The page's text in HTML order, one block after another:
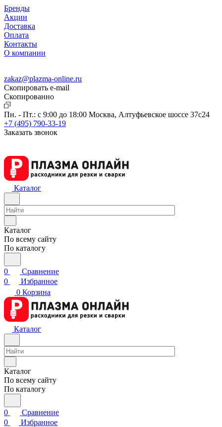
Бренды
Акции
Доставка
Оплата
Контакты
О компании
zakaz@plazma-online.ru
Скопировать e-mail
Cкопированно
Пн. - Пт.: с 9:00 до 18:00 Москва, Алтуфьевское шоссе 37с24
+7 (495) 790-33-19
Заказать звонок
Каталог
Каталог
По всему сайту
По каталогу
0
Сравнение
0
Избранное
0 Корзина
Каталог
Каталог
По всему сайту
По каталогу
0
Сравнение
0
Избранное